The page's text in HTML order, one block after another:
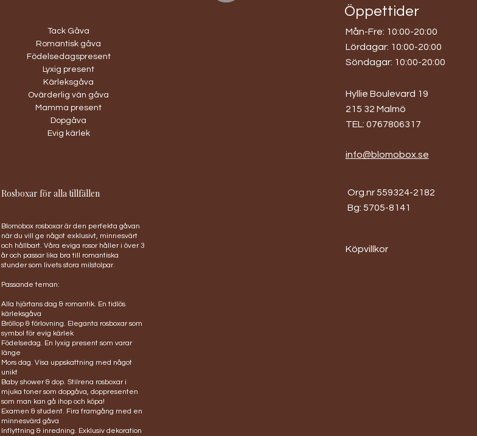
Tack Gåva
Romantisk gåva
Födelsedagspresent
Lyxig present
Kärleksgåva
Ovärderlig vän gåva
Mamma present
Dopgåva
Evig kärlek
Rosboxar för alla tillfällen
Blomobox rosboxar är den perfekta gåvan
när du vill ge något exklusivt, minnesvärt
och hållbart. Våra eviga rosor håller i över 3
år och passar lika bra till romantiska
stunder som livets stora milstolpar.
Passande teman:
Alla hjärtans dag & romantik. En tidlös
kärleksgåva
Bröllop & förlovning. Eleganta rosboxar som
symbol för evig kärlek
Födelsedag. En lyxig present som varar
länge
Mors dag. Visa uppskattning med något
unikt
Baby shower & dop. Stilrena rosboxar i
mjuka toner som dopgåva, doppresenten
som man kan gå ihop och köpa!
Examen & student. Fira framgång med en
minnesvärd gåva
Inflyttning & inredning. Exklusiv dekoration
Öppettider
Mån-Fre: 10:00-20:00
​​Lördagar: 10:00-20:00
​Söndagar: 10:00-20:00
Hyllie Boulevard 19
215 32 Malmö
TEL: 0767806317
info@blomobox.se
Org.nr 559324-2182
Bg: 5705-8141
Köpvillkor